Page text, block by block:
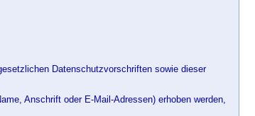
Datenschutzvorschriften sowie dieser
Anschrift oder E-Mail-Adressen) erhoben werden,